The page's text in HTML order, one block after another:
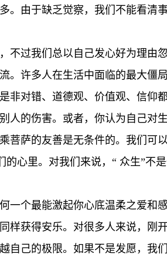
。由于缺乏觉察，我们不能看清
不过我们总以自己发心好为理由
。许多人在生活中面临的最大僵
对错、道德观、价值观、信仰
人的伤害。或者，你认为自己对
萨的友善是无条件的。我们可
心里。对我们来说，“ 众生”不
一个最能激起你心底温柔之爱和
样获得安乐。对很多人来说，刚
自己的极限。如果不是发愿，我